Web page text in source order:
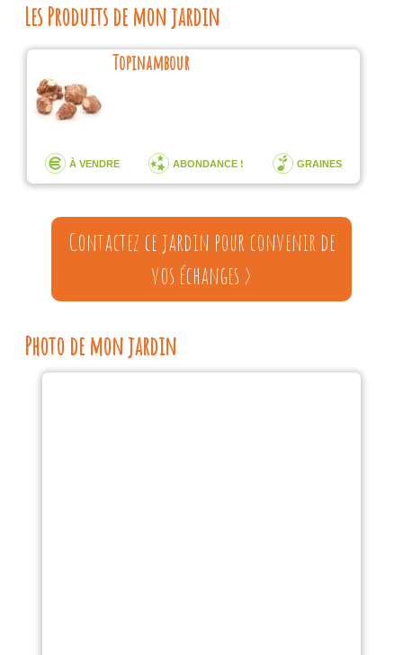
Les Produits de mon jardin
Topinambour
À VENDRE ABONDANCE ! GRAINES
Contactez ce jardin pour convenir de
vos échanges >
Photo de mon jardin